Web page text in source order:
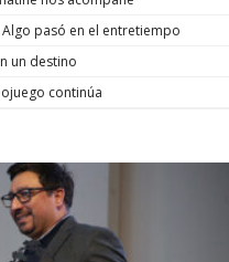
Algo pasó en el entretiempo
un destino
continúa